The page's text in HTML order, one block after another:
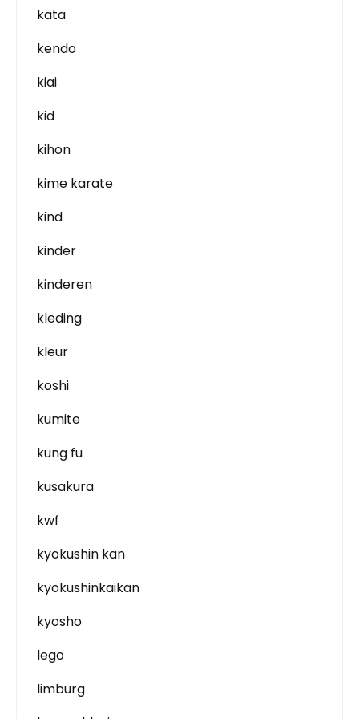
kata
kendo
kiai
kid
kihon
kime karate
kind
kinder
kinderen
kleding
kleur
koshi
kumite
kung fu
kusakura
kwf
kyokushin kan
kyokushinkaikan
kyosho
lego
limburg